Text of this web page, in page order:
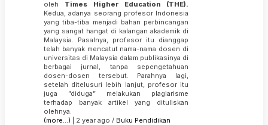
oleh Times Higher Education (THE).
Kedua, adanya seorang profesor Indonesia
yang tiba-tiba menjadi bahan perbincangan
yang sangat hangat di kalangan akademik di
Malaysia. Pasalnya, profesor itu dianggap
telah banyak mencatut nama-nama dosen di
universitas di Malaysia dalam publikasinya di
berbagai jurnal, tanpa sepengetahuan
dosen-dosen tersebut. Parahnya lagi,
setelah ditelusuri lebih lanjut, profesor itu
juga ”diduga” melakukan plagiarisme
terhadap banyak artikel yang dituliskan
olehnya.
(more…) | 2 year ago / Buku Pendidikan